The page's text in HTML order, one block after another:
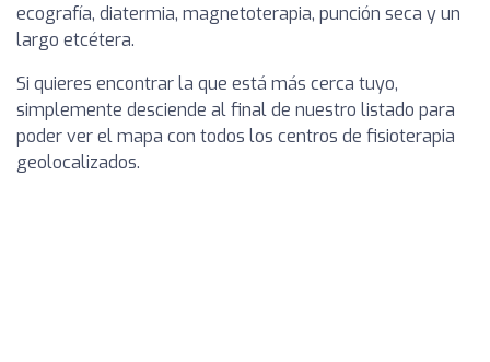
ecografía, diatermia, magnetoterapia, punción seca y un
largo etcétera.
Si quieres encontrar la que está más cerca tuyo,
simplemente desciende al final de nuestro listado para
poder ver el mapa con todos los centros de fisioterapia
geolocalizados.